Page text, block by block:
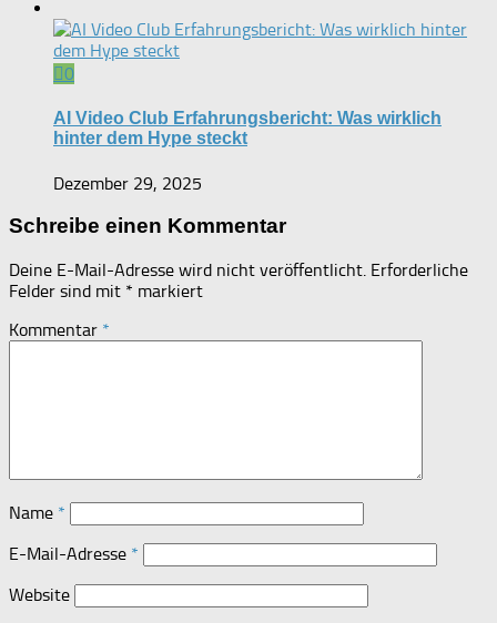
0
AI Video Club Erfahrungsbericht: Was wirklich
hinter dem Hype steckt
Dezember 29, 2025
Schreibe einen Kommentar
Deine E-Mail-Adresse wird nicht veröffentlicht. Erforderliche
Felder sind mit * markiert
Kommentar *
Name *
E-Mail-Adresse *
Website